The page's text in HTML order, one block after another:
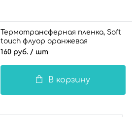
Термотрансферная пленка, Soft
touch флуор оранжевая
160 руб. / шт
В корзину